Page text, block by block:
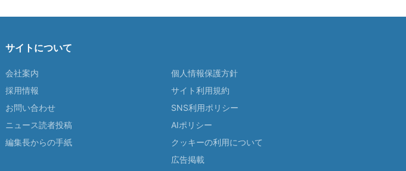
サイトについて
会社案内
採用情報
お問い合わせ
ニュース読者投稿
編集長からの手紙
個人情報保護方針
サイト利用規約
SNS利用ポリシー
AIポリシー
クッキーの利用について
広告掲載